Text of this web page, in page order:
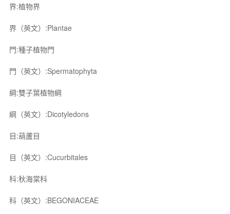
界:植物界
界（英文）:Plantae
門:種子植物門
門（英文）:Spermatophyta
綱:雙子葉植物綱
綱（英文）:Dicotyledons
目:葫蘆目
目（英文）:Cucurbitales
科:秋海棠科
科（英文）:BEGONIACEAE